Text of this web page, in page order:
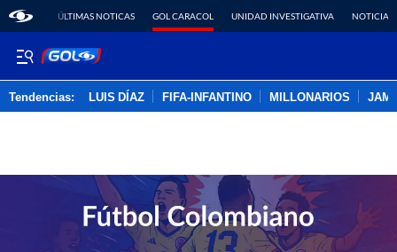
ÚLTIMAS NOTICAS GOL CARACOL UNIDAD INVESTIGATIVA NOTICIAS
Tendencias: LUIS DÍAZ FIFA-INFANTINO MILLONARIOS